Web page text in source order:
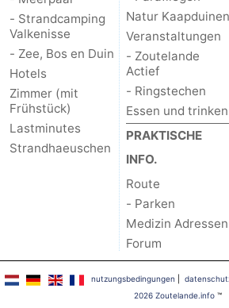
- Strandcamping
Valkenisse
- Zee, Bos en Duin
Hotels
Zimmer (mit
Frühstück)
Lastminutes
Strandhaeuschen
Natur Kaapduinen
Veranstaltungen
- Zoutelande
Actief
- Ringstechen
Essen und trinken
PRAKTISCHE
INFO.
Route
- Parken
Medizin Adressen
Forum
nutzungsbedingungen
2026 Zoutelande.info™